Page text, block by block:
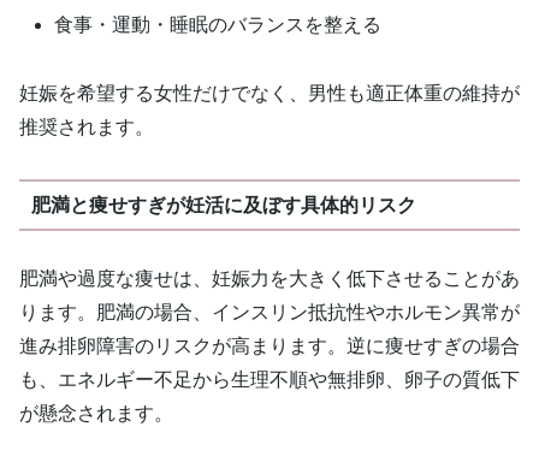
食事・運動・睡眠のバランスを整える
妊娠を希望する女性だけでなく、男性も適正体重の維持が
推奨されます。
肥満と痩せすぎが妊活に及ぼす具体的リスク
肥満や過度な痩せは、妊娠力を大きく低下させることがあ
ります。肥満の場合、インスリン抵抗性やホルモン異常が
進み排卵障害のリスクが高まります。逆に痩せすぎの場合
も、エネルギー不足から生理不順や無排卵、卵子の質低下
が懸念されます。